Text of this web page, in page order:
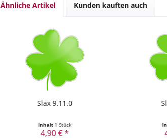
Ähnliche Artikel Kunden kauften auch
Slax 9.11.0
Inhalt 1 Stück
4,90 € *